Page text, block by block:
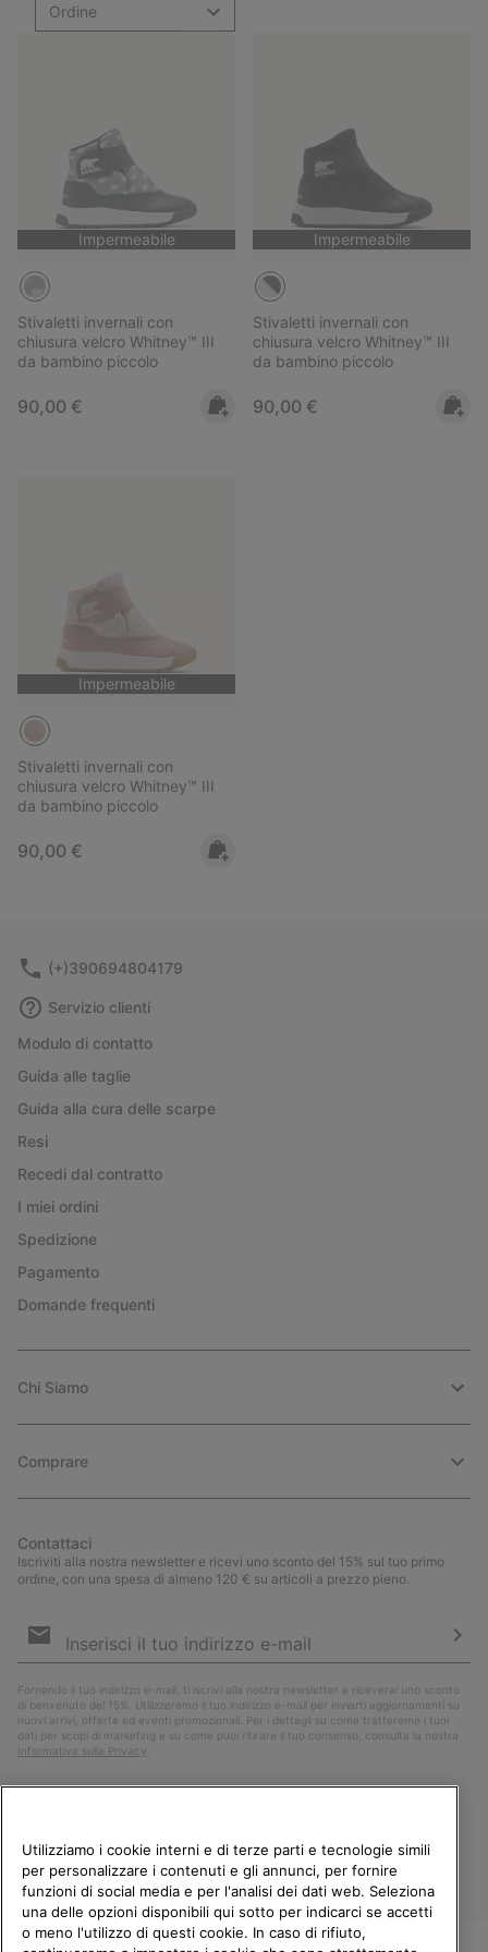
Ordine
Impermeabile
Stivaletti invernali con
chiusura velcro Whitney™ III
da bambino piccolo
Regular price:
90,00 €
Impermeabile
Stivaletti invernali con
chiusura velcro Whitney™ III
da bambino piccolo
Regular price:
90,00 €
Impermeabile
Stivaletti invernali con
chiusura velcro Whitney™ III
da bambino piccolo
Regular price:
90,00 €
(+)390694804179
Servizio clienti
Modulo di contatto
Guida alle taglie
Guida alla cura delle scarpe
Resi
Recedi dal contratto
I miei ordini
Spedizione
Pagamento
Domande frequenti
Chi Siamo
Comprare
Contattaci
Iscriviti alla nostra newsletter e ricevi uno sconto del 15% sul tuo primo
ordine, con una spesa di almeno 120 € su articoli a prezzo pieno.
e-
Fornendo il tuo indirizzo e-mail, ti iscrivi alla nostra newsletter e riceverai uno sconto
di benvenuto del 15%. Utilizzeremo il tuo indirizzo e-mail per inviarti aggiornamenti su
nuovi arrivi, offerte ed eventi promozionali. Per i dettagli su come tratteremo i tuoi
dati per scopi di marketing e su come puoi ritirare il tuo consenso, consulta la nostra
Informativa sulla Privacy
Utilizziamo i cookie interni e di terze parti e tecnologie simili
per personalizzare i contenuti e gli annunci, per fornire
funzioni di social media e per l'analisi dei dati web. Seleziona
una delle opzioni disponibili qui sotto per indicarci se accetti
o meno l'utilizzo di questi cookie. In caso di rifiuto,